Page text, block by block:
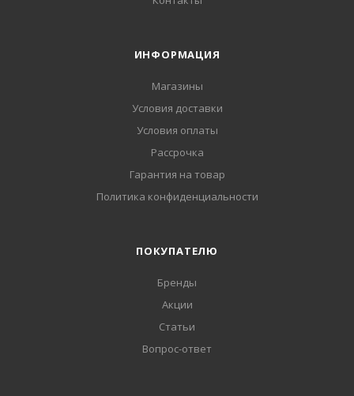
ИНФОРМАЦИЯ
Магазины
Условия доставки
Условия оплаты
Рассрочка
Гарантия на товар
Политика конфиденциальности
ПОКУПАТЕЛЮ
Бренды
Акции
Статьи
Вопрос-ответ